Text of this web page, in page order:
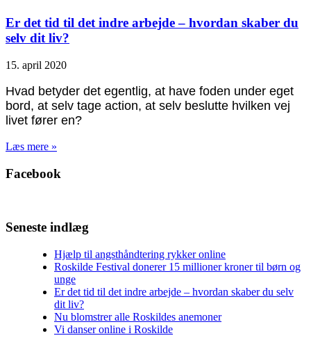
Er det tid til det indre arbejde – hvordan skaber du
selv dit liv?
15. april 2020
Hvad betyder det egentlig, at have foden under eget
bord, at selv tage action, at selv beslutte hvilken vej
livet fører en?
Læs mere »
Facebook
Seneste indlæg
Hjælp til angsthåndtering rykker online
Roskilde Festival donerer 15 millioner kroner til børn og
unge
Er det tid til det indre arbejde – hvordan skaber du selv
dit liv?
Nu blomstrer alle Roskildes anemoner
Vi danser online i Roskilde